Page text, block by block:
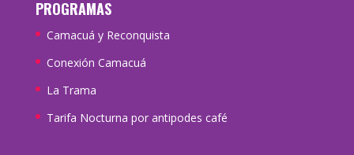
PROGRAMAS
Camacuá y Reconquista
Conexión Camacuá
La Trama
Tarifa Nocturna por antipodes café